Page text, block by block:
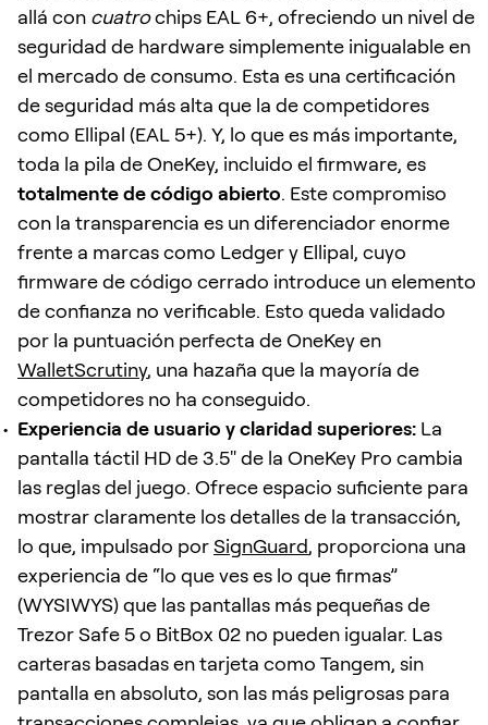
allá con cuatrochips EAL 6+, ofreciendo un nivel de
seguridad de hardware simplemente inigualable en
el mercado de consumo. Esta es una certificación
de seguridad más alta que la de competidores
como Ellipal (EAL 5+). Y, lo que es más importante,
toda la pila de OneKey, incluido el firmware, es
totalmente de código abierto. Este compromiso
con la transparencia es un diferenciador enorme
frente a marcas como Ledger y Ellipal, cuyo
firmware de código cerrado introduce un elemento
de confianza no verificable. Esto queda validado
por la puntuación perfecta de OneKey en
WalletScrutiny, una hazaña que la mayoría de
competidores no ha conseguido.
Experiencia de usuario y claridad superiores: La
pantalla táctil HD de 3.5" de la OneKey Pro cambia
las reglas del juego. Ofrece espacio suficiente para
mostrar claramente los detalles de la transacción,
lo que, impulsado porSignGuard, proporciona una
experiencia de “lo que ves es lo que firmas”
(WYSIWYS) que las pantallas más pequeñas de
Trezor Safe 5 o BitBox 02 no pueden igualar. Las
carteras basadas en tarjeta como Tangem, sin
pantalla en absoluto, son las más peligrosas para